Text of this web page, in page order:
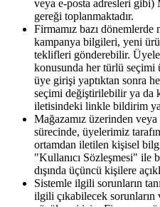
veya e-posta adresleri gibi)
gereği toplanmaktadır.
Firmamız bazı
kampanya bilgileri, yeni
teklifleri gönderebilir.
konusunda her türlü seçimi
üye girişi yaptıktan sonra
seçimi değiştirilebilir ya da
iletisindeki linkle bildirim
Mağazamız üzerinden
sürecinde, üyelerimiz
ortamdan iletilen kişisel
"Kullanıcı Sözleşmesi" ile
dışında üçüncü kişilere
Sistemle ilgili sorunların
ilgili çıkabilecek sorunların